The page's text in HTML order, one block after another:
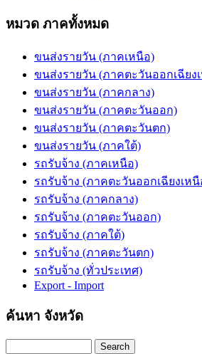
หมวด ภาคทั้งหมด
ขนส่งรายวัน (ภาคเหนือ)
ขนส่งรายวัน (ภาคตะวันออกเฉียง
ขนส่งรายวัน (ภาคกลาง)
ขนส่งรายวัน (ภาคตะวันออก)
ขนส่งรายวัน (ภาคตะวันตก)
ขนส่งรายวัน (ภาคใต้)
รถรับจ้าง (ภาคเหนือ)
รถรับจ้าง (ภาคตะวันออกเฉียงเหนื
รถรับจ้าง (ภาคกลาง)
รถรับจ้าง (ภาคตะวันออก)
รถรับจ้าง (ภาคใต้)
รถรับจ้าง (ภาคตะวันตก)
รถรับจ้าง (ทั่วประเทศ)
Export - Import
ค้นหา จังหวัด
Search